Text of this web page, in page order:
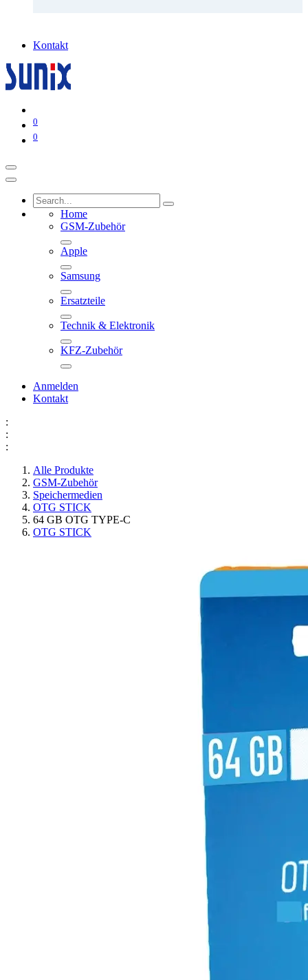
Kontakt
0
0
Home
GSM-Zubehör
Apple
Samsung
Ersatzteile
Technik & Elektronik
KFZ-Zubehör
Anmelden
Kontakt
:
:
:
Alle Produkte
GSM-Zubehör
Speichermedien
OTG STICK
64 GB OTG TYPE-C
OTG STICK